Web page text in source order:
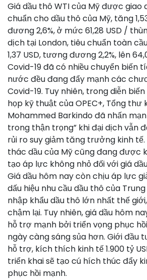
Giá dầu thô WTI của Mỹ được giao
chuẩn cho dầu thô của Mỹ, tăng
đương 2,6%, ở mức 61,28 USD /
dịch tại London, tiêu chuẩn toàn
1,37 USD, tương đương 2,2%, lên
Covid-19 đã có nhiều chuyển biến
nước đều đang đẩy mạnh các
Covid-19. Tuy nhiên, trong diễn
họp kỹ thuật của OPEC+, Tổng thư
Mohammed Barkindo đã nhấn
trong thận trọng” khi đại dịch vẫn
rủi ro suy giảm tăng trưởng kinh
thác dầu của Mỹ cũng đang được
tạo áp lực không nhỏ đối với giá
Giá dầu hôm nay còn chịu áp lực
dấu hiệu nhu cầu dầu thô của
nhập khẩu dầu thô lớn nhất thế
chậm lại. Tuy nhiên, giá dầu hôm
hỗ trợ mạnh bởi triển vọng phục
ngày càng sáng sủa hơn. Giới đầu
hỗ trợ, kích thích kinh tế 1.900 tỷ
triển khai sẽ tạo cú hích thúc đẩy
phục hồi mạnh.